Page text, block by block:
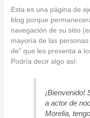
Esta es una página de
blog porque
navegación de su sitio
mayoría de las
de” que les presenta a
Podría decir algo así:
¡Bienvenido!
a actor de
Morelia,